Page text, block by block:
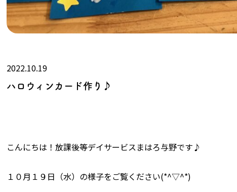
2022.10.19
ハロウィンカード作り♪
こんにちは！放課後等デイサービスまはろ与野です♪
１０月１９日（水）の様子をご覧ください(*^▽^*)